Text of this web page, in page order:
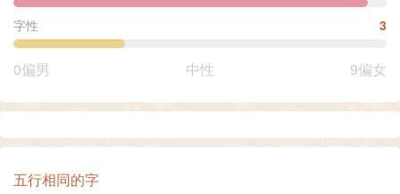
字性 3
0偏男 中性 9偏女
五行相同的字